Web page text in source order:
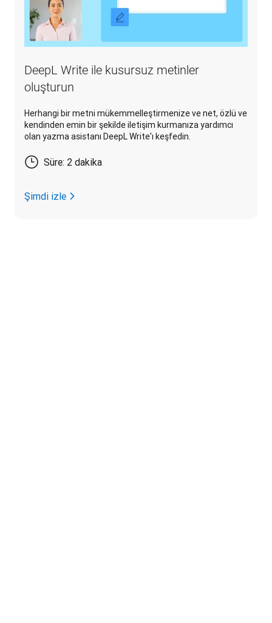
DeepL Write ile kusursuz metinler
oluşturun
Herhangi bir metni mükemmelleştirmenize ve net, özlü ve
kendinden emin bir şekilde iletişim kurmanıza yardımcı
olan yazma asistanı DeepL Write'ı keşfedin.
Süre: 2 dakika
Şimdi izle